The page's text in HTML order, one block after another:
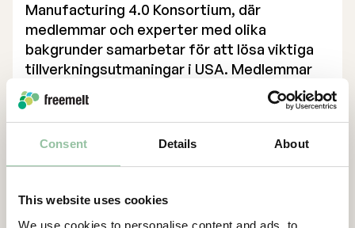
Consent Details About
This website uses cookies
We use cookies to personalise content and ads, to
Manufacturing 4.0 Konsortium, där
medlemmar och experter med olika
bakgrunder samarbetar för att lösa viktiga
tillverkningsutmaningar i USA. Medlemmar
samarbetar för att identifiera utmaningar,
diskutera möjliga lösningar samt utvärdera
planer för att underlätta övergången och
införandet av avancerade
tillverkningsteknologier, så som additiv
kommer Freemelt att exponeras för nya